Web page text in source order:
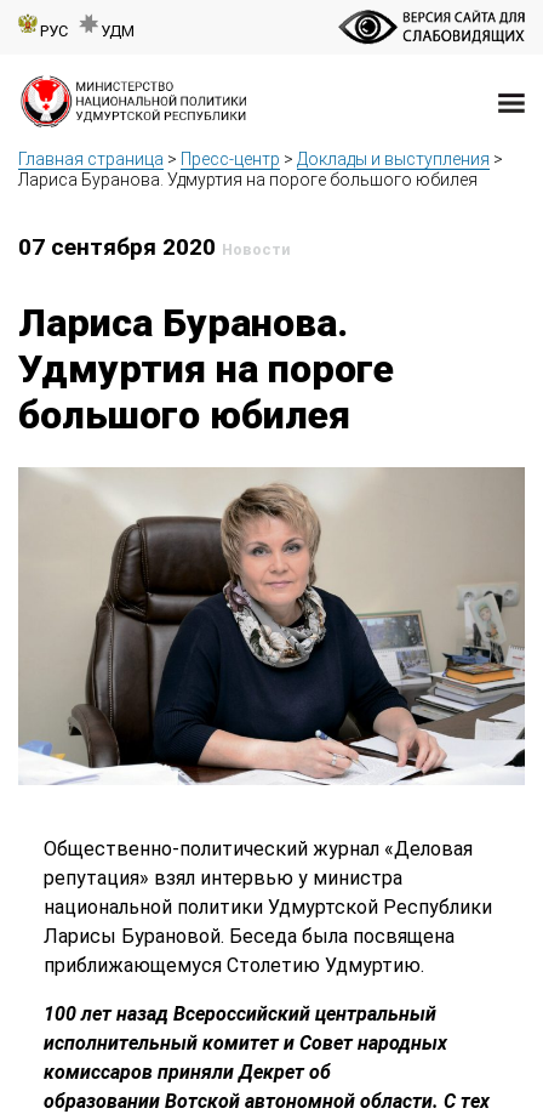
РУС УДМ
Главная страница > Пресс-центр > Доклады и выступления >
Лариса Буранова. Удмуртия на пороге большого юбилея
07 сентября 2020 Новости
Лариса Буранова.
Удмуртия на пороге
большого юбилея
Общественно-политический журнал «Деловая
репутация» взял интервью у министра
национальной политики Удмуртской Республики
Ларисы Бурановой. Беседа была посвящена
приближающемуся Столетию Удмуртию.
100 лет назад Всероссийский центральный
исполнительный комитет и Совет народных
комиссаров приняли Декрет об
образовании Вотской автономной области. С тех